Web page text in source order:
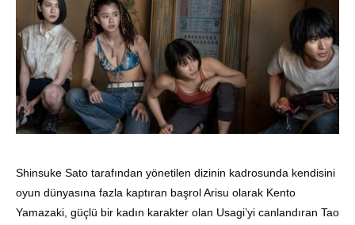
Shinsuke Sato tarafından yönetilen dizinin kadrosunda kendisini
oyun dünyasına fazla kaptıran başrol Arisu olarak Kento
Yamazaki, güçlü bir kadın karakter olan Usagi’yi canlandıran Tao